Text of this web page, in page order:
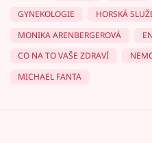
GYNEKOLOGIE
HORSKÁ
MONIKA ARENBERGEROVÁ
CO NA TO VAŠE ZDRAVÍ
MICHAEL FANTA